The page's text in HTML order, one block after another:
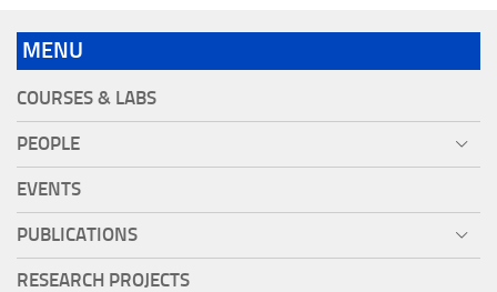
MENU
COURSES & LABS
PEOPLE
EVENTS
PUBLICATIONS
RESEARCH PROJECTS